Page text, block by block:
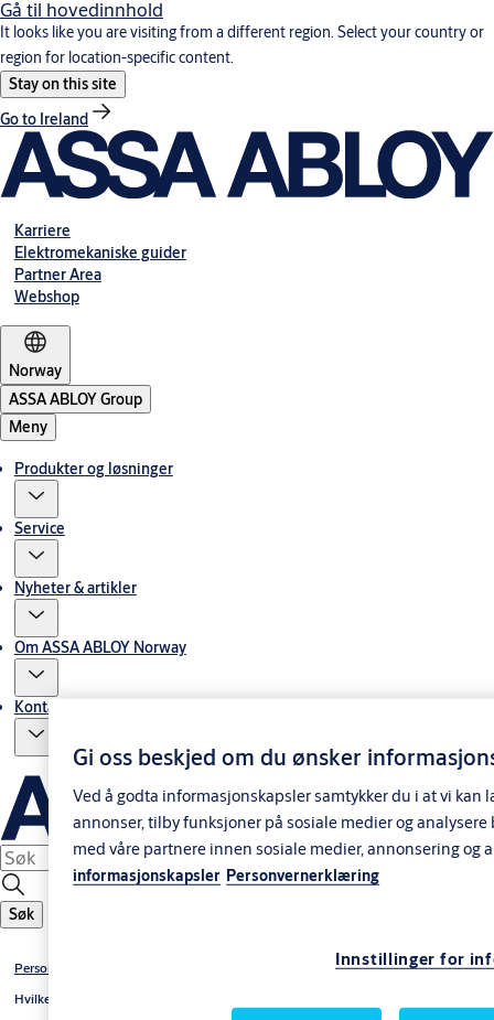
Gå til hovedinnhold
It looks like you are visiting from a different region. Select your country or
region for location-specific content.
Stay on this site
Go to Ireland
Karriere
Elektromekaniske guider
Partner Area
Webshop
Norway
ASSA ABLOY Group
Meny
Produkter og løsninger
Service
Nyheter & artikler
Om ASSA ABLOY Norway
Kontakt oss
Søk
Personvernerklæring
Hvilke personopplysninger behandler vi?
Gi oss beskjed om du ønsker
Ved å godta informasjonskapsler samtykker du i at vi
annonser, tilby funksjoner på sosiale medier og
med våre partnere innen sosiale medier, annonsering og
informasjonskapsler Personvernerklæring
Innstillinger for